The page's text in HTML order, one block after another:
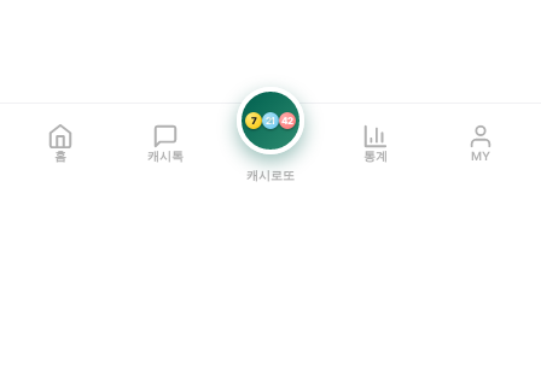
홈 캐시톡
7 21 42
캐시로또
통계 MY